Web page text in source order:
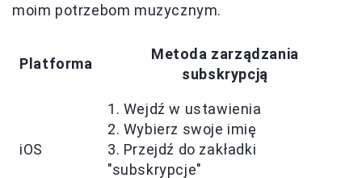
moim potrzebom muzycznym.
Platforma
Metoda zarządzania
subskrypcją
iOS
1. Wejdź w ustawienia
2. Wybierz swoje imię
3. Przejdź do zakładki
"subskrypcje"